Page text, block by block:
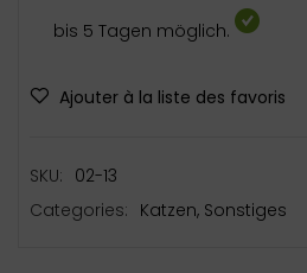
bis 5 Tagen möglich.
Ajouter à la liste des favoris
SKU: 02-13
Categories: Katzen, Sonstiges